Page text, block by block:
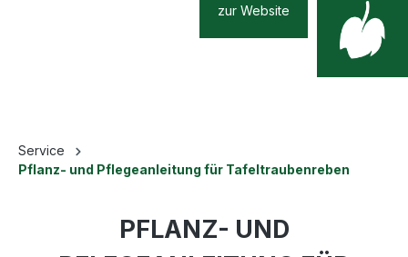
zur Website
Service
Pflanz- und Pflegeanleitung für Tafeltraubenreben
PFLANZ- UND